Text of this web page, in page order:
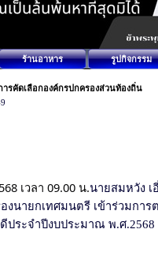
ร้านอาหาร รูปกิจกรรม
ารคัดเลือกองค์กรปกครองส่วนท้องถิ่น
เวลา 09.00 น.นายสมหวัง เ
งนายกเทศมนตรี เข้าร่วมกา
ประจำปีงบประมาณ พ.ศ